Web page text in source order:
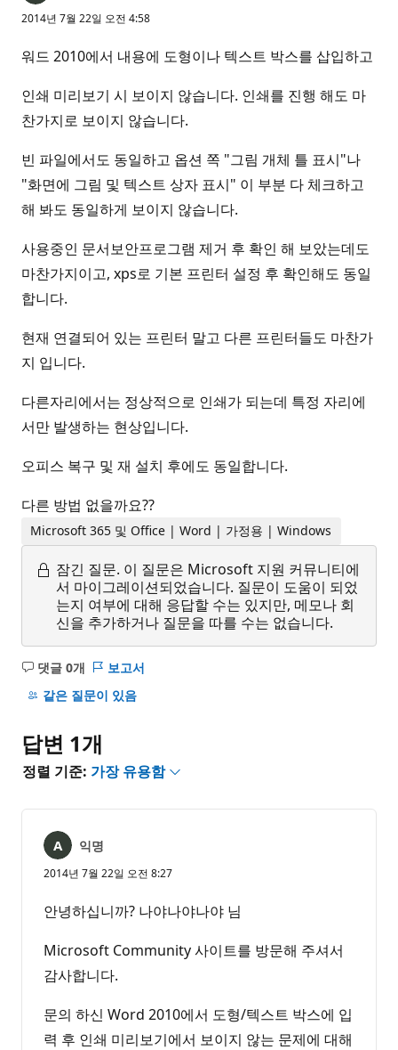
2014년 7월 22일 오전 4:58
워드 2010에서 내용에 도형이나 텍스트 박스를 삽입하고
인쇄 미리보기 시 보이지 않습니다. 인쇄를 진행 해도 마
찬가지로 보이지 않습니다.
빈 파일에서도 동일하고 옵션 쪽 "그림 개체 틀 표시"나
"화면에 그림 및 텍스트 상자 표시" 이 부분 다 체크하고
해 봐도 동일하게 보이지 않습니다.
사용중인 문서보안프로그램 제거 후 확인 해 보았는데도
마찬가지이고, xps로 기본 프린터 설정 후 확인해도 동일
합니다.
현재 연결되어 있는 프린터 말고 다른 프린터들도 마찬가
지 입니다.
다른자리에서는 정상적으로 인쇄가 되는데 특정 자리에
서만 발생하는 현상입니다.
오피스 복구 및 재 설치 후에도 동일합니다.
다른 방법 없을까요??
Microsoft 365 및 Office | Word | 가정용 | Windows
잠긴 질문. 이 질문은 Microsoft 지원 커뮤니티에
서 마이그레이션되었습니다. 질문이 도움이 되었
는지 여부에 대해 응답할 수는 있지만, 메모나 회
신을 추가하거나 질문을 따를 수는 없습니다.
댓글 0개
설
명
음
보고서
같은 질문이 있음
답변 1개
정렬 기준: 가장 유용함
익명
2014년 7월 22일 오전 8:27
안녕하십니까? 나야나야나야 님
Microsoft Community 사이트를 방문해 주셔서
감사합니다.
문의 하신 Word 2010에서 도형/텍스트 박스에 입
력 후 인쇄 미리보기에서 보이지 않는 문제에 대해